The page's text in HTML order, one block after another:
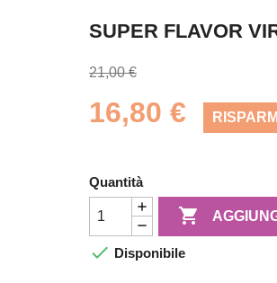
SUPER FLAVOR
21,00 €
16,80 €
Quantità

 Disponibile